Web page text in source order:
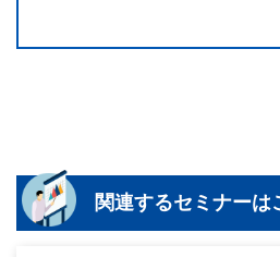
関連するセミナーは